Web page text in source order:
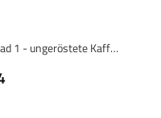
Indonesien Arabica Mandheling Grad 1 - ungeröstete Kaffeebohnen - 1 Kilo